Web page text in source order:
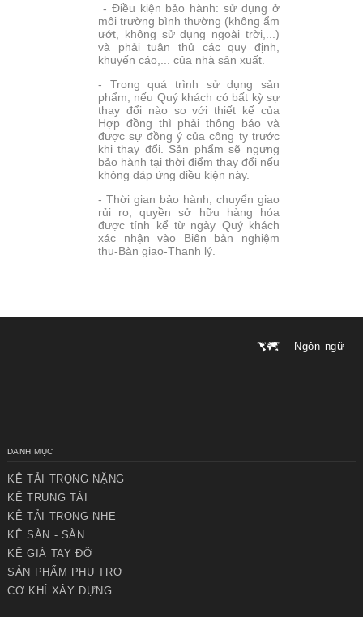
- Điều kiện bảo hành: sử dụng ở
môi trường bình thường (không ẩm
ướt, không sử dụng ngoài trời,...)
và phải tuân thủ các quy định,
khuyến cáo,... của nhà sản xuất.
- Trong quá trình sử dụng sản
phẩm, nếu Quý khách có bất kỳ sự
thay đổi nào so với thiết kế của
Hợp đồng thì phải thông báo và
được sự đồng ý của công ty trước
khi thay đổi. Sản phẩm sẽ ngưng
bảo hành tại thời điểm thay đổi nếu
không đáp ứng điều kiện này.
- Thời gian bảo hành, chuyển giao
rủi ro, quyền sở hữu hàng hóa
được tính kể từ ngày Quý khách
xác nhận vào Biên bản nghiệm
thu-Bàn giao-Thanh lý.
Ngôn ngữ
DANH MỤC
KỆ TẢI TRỌNG NẶNG
KỆ TRUNG TẢI
KỆ TẢI TRỌNG NHẸ
KỆ SÀN - SÀN
KỆ GIÁ TAY ĐỠ
SẢN PHẨM PHỤ TRỢ
CƠ KHÍ XÂY DỰNG